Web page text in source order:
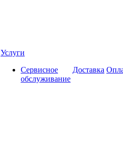
Услуги
Сервисное
обслуживание
Доставка